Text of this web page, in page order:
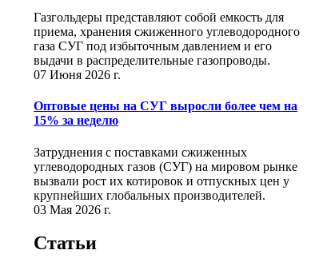
Газгольдеры представляют собой емкость для
приема, хранения сжиженного углеводородного
газа СУГ под избыточным давлением и его
выдачи в распределительные газопроводы.
07 Июня 2026 г.
Оптовые цены на СУГ выросли более чем на
15% за неделю
Затруднения с поставками сжиженных
углеводородных газов (СУГ) на мировом рынке
вызвали рост их котировок и отпускных цен у
крупнейших глобальных производителей.
03 Мая 2026 г.
Статьи